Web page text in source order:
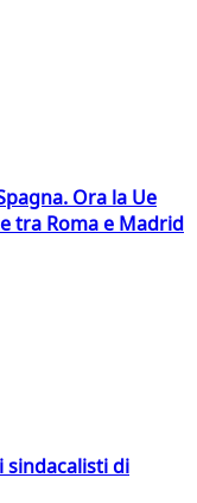
Ora la Ue
tra Roma e Madrid
sindacalisti di